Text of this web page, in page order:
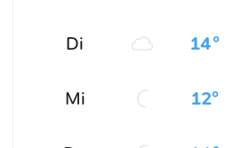
Di 14°
Mi 12°